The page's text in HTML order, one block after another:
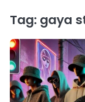
Tag: gaya